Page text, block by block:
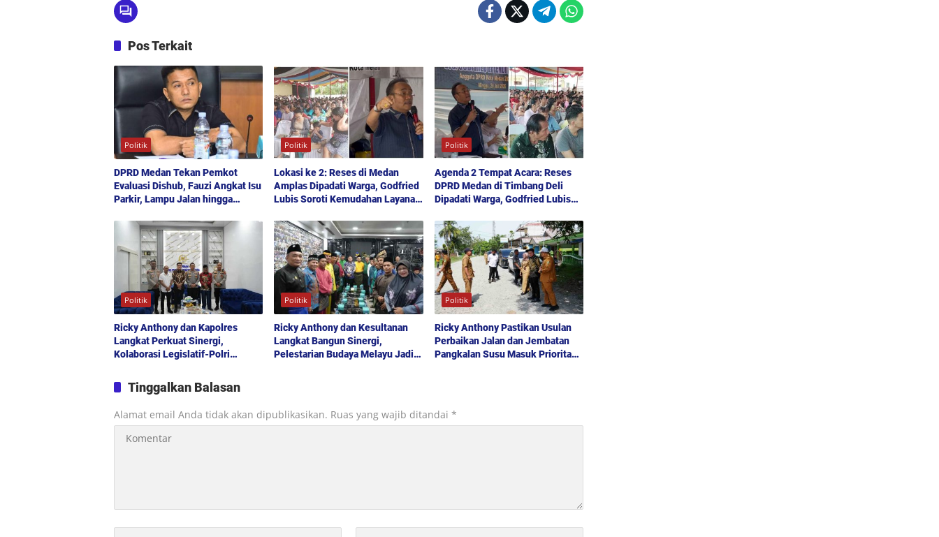
Pos Terkait
Politik
DPRD Medan Tekan Pemkot
Evaluasi Dishub, Fauzi Angkat Isu
Parkir, Lampu Jalan hingga
Politik
Lokasi ke 2: Reses di Medan
Amplas Dipadati Warga, Godfried
Lubis Soroti Kemudahan Layanan
Aspirasi Publik
Politik
Agenda 2 Tempat Acara: Reses
DPRD Medan di Timbang Deli
Dipadati Warga, Godfried Lubis
hingga Layanan UHC
Politik
Ricky Anthony dan Kapolres
Langkat Perkuat Sinergi,
Kolaborasi Legislatif-Polri
Kondusif
Politik
Ricky Anthony dan Kesultanan
Langkat Bangun Sinergi,
Pelestarian Budaya Melayu Jadi
Politik
Ricky Anthony Pastikan Usulan
Perbaikan Jalan dan Jembatan
Pangkalan Susu Masuk Prioritas
Tinggalkan Balasan
Alamat email Anda tidak akan dipublikasikan. Ruas yang wajib ditandai *